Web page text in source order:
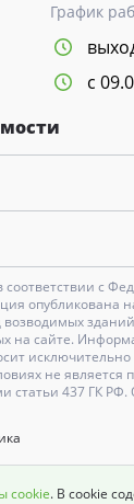
График
с
с
опубликована
на сайте.
не является
статьи 437 ГК РФ.
cookie. В cookie